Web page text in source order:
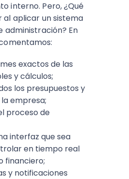
interno. Pero, ¿Qué
al aplicar un sistema
administración? En
exactos de las
y cálculos;
los presupuestos y
empresa;
proceso de
interfaz que sea
en tiempo real
financiero;
y notificaciones